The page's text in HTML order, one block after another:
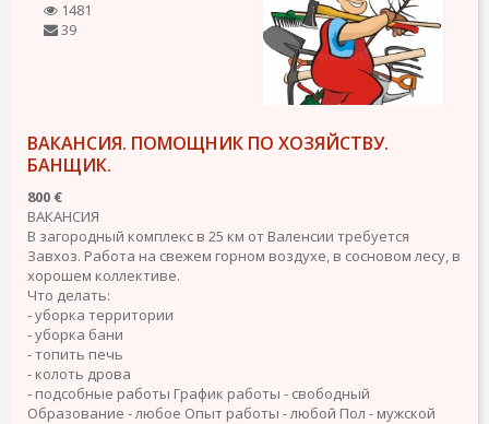
1481
39
ВАКАНСИЯ. ПОМОЩНИК ПО ХОЗЯЙСТВУ.
БАНЩИК.
800 €
ВАКАНСИЯ
В загородный комплекс в 25 км от Валенсии требуется
Завхоз. Работа на свежем горном воздухе, в сосновом лесу, в
хорошем коллективе.
Что делать:
- уборка территории
- уборка бани
- топить печь
- колоть дрова
- подсобные работы График работы - свободный
Образование - любое Опыт работы - любой Пол - мужской